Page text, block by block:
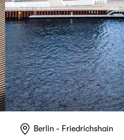
Berlin - Friedrichshain